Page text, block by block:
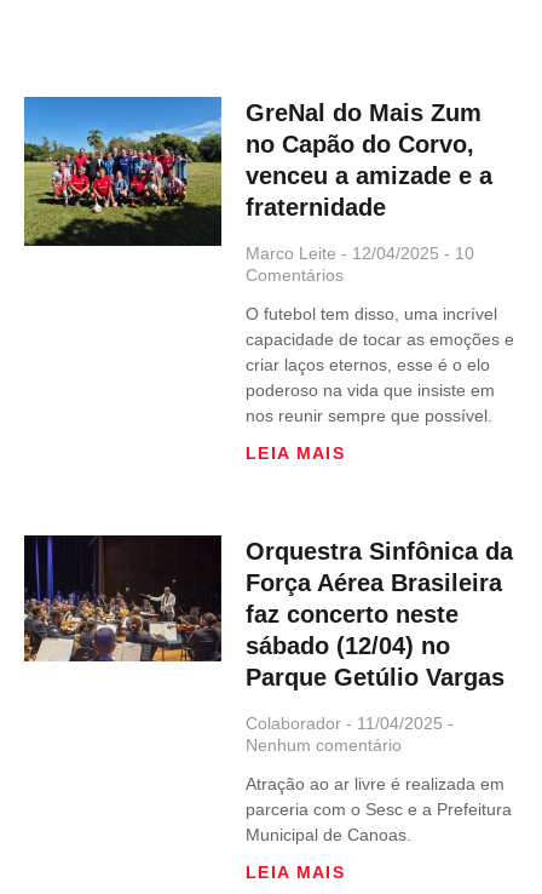
GreNal do Mais Zum
no Capão do Corvo,
venceu a amizade e a
fraternidade
Marco Leite 12/04/2025
10
Comentários
O futebol tem disso, uma incrível
capacidade de tocar as emoções e
criar laços eternos, esse é o elo
poderoso na vida que insiste em
nos reunir sempre que possível.
LEIA MAIS
Orquestra Sinfônica da
Força Aérea Brasileira
faz concerto neste
sábado (12/04) no
Parque Getúlio Vargas
Colaborador
11/04/2025
Nenhum comentário
Atração ao ar livre é realizada em
parceria com o Sesc e a Prefeitura
Municipal de Canoas.
LEIA MAIS